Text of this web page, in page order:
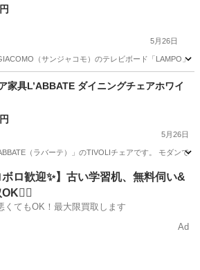
5月26日
（サンジャコモ）のテレビボード「LAMPO」
駅 イタリア製
家具L’ABBATE ダイニングチェアホワイ
5月26日
（ラバーテ）」のTIVOLIチェアです。 モダン
椅子 イタリア
ボロ歓迎✨】古い学習机、無料伺い&
くてもOK！最大限買取します
Ad